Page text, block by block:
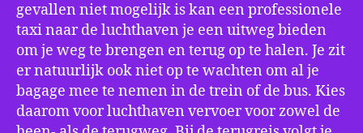
gevallen niet mogelijk is kan een professionele
taxi naar de luchthaven je een uitweg bieden
om je weg te brengen en terug op te halen. Je zit
er natuurlijk ook niet op te wachten om al je
bagage mee te nemen in de trein of de bus. Kies
daarom voor luchthaven vervoer voor zowel de